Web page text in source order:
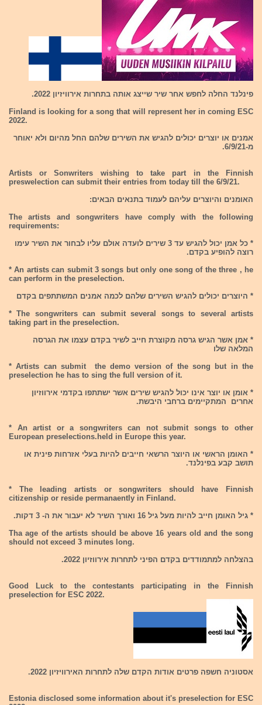
פינלנד החלה לחפש אחר שיר שייצג אותה בתחרות אירוויזיון 2022.
Finland is looking for a song that will represent her in coming ESC
2022.
אמנים או יוצרים יכולים להגיש את השירים שלהם החל מהיום ולא יאוחר
מ-6/9/21.
Artists or Sonwriters wishing to take part in the Finnish
preswelection can submit their entries from today till the 6/9/21.
האומנים והיוצרים עליהם לעמוד בתנאים הבאים:
The artists and songwriters have comply with the following
requirements:
* כל אמן יכול להגיש עד 3 שירים לועדה אולם עליו לבחור את השיר עימו
רוצה להופיע בקדם.
* An artists can submit 3 songs but only one song of the three , he
can perform in the preselection.
* היוצרים יכולים להגיש השירים שלהם לכמה אמנים המשתתפים בקדם
* The songwriters can submit several songs to several artists
taking part in the preselection.
* אמן אשר הגיש גרסה מקוצרת חייב לשיר בקדם עצמו את הגרסה
המלאה שלו
* Artists can submit the demo version of the song but in the
preselection he has to sing the full version of it.
* אומן או יוצר אינו יכול להגיש שירים אשר ישתתפו בקדמי אירווזיון
אחרים המתקיימים ברחבי היבשת.
* An artist or a songwriters can not submit songs to other
European preselections.held in Europe this year.
* האומן הראשי או היוצר הרשאי חייבים להיות בעלי אזרחות פינית או
תושב קבע בפינלנד.
* The leading artists or songwriters should have Finnish
citizenship or reside permanaently in Finland.
* גיל האומן חייב להיות מעל גיל 16 ואורך השיר לא יעבור את ה- 3 דקות.
Tha age of the artists should be above 16 years old and the song
should not exceed 3 minutes long.
בהצלחה למתמודדים בקדם הפיני לתחרות אירווזיון 2022.
Good Luck to the contestants participating in the Finnish
preselection for ESC 2022.
אסטוניה חשפה פרטים אודות הקדם שלה לתחרות האירוויזיון 2022.
Estonia disclosed some information about it's preselection for ESC